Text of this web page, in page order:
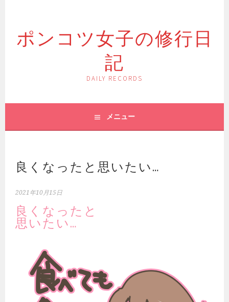
ッ
ポンコツ女子の修行日
記
DAILY RECORDS
メニュー
良くなったと思いたい…
2021年10月15日
良くなったと
思いたい…